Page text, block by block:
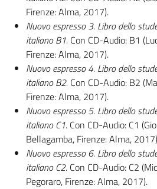
Firenze: Alma, 2017).
Nuovo espresso 3. Libro dello
italiano B1. Con CD-Audio: B1
Firenze: Alma, 2017).
Nuovo espresso 4. Libro dello
italiano B2. Con CD-Audio: B2
Firenze: Alma, 2017).
Nuovo espresso 5. Libro dello
italiano C1. Con CD-Audio: C1
Bellagamba, Firenze: Alma,
Nuovo espresso 6. Libro dello
italiano C2. Con CD-Audio: C2
Pegoraro, Firenze: Alma, 2017).